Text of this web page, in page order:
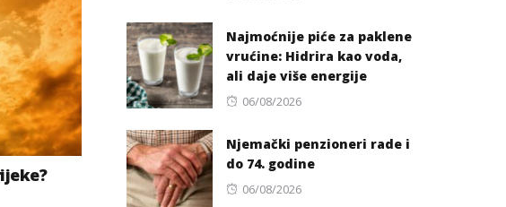
Najmoćnije piće za paklene
vrućine: Hidrira kao voda,
ali daje više energije
Posted
06/08/2026
Njemački penzioneri rade i
do 74. godine
Posted
06/08/2026